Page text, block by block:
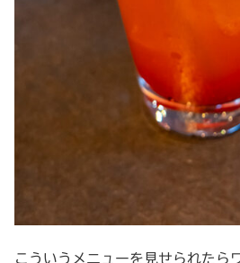
こういうメニューを見せられたら